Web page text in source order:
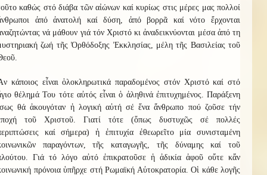
καθώς στό διάβα τῶν αἰώνων καί κυρίως στις μέρες μας πολλοί
ἀπό ἀνατολή καί δύση, ἀπό βορρᾶ καί νότο ἔρχονται
νά μάθουν γιά τόν Χριστό κι ἀναδεικνύονται μέσα ἀπό τη
ζωή τῆς Ὀρθόδοξης Ἐκκλησίας, μέλη τῆς Βασιλείας τοῦ
κάποιος εἶναι ὁλοκληρωτικά παραδομένος στόν Χριστό καί στό
θέλημά Του τότε αὐτός εἶναι ὁ ἀληθινά ἐπιτυχημένος. Παράξενη
θά ἀκουγόταν ἡ λογική αὐτή σέ ἕνα ἄνθρωπο πού ζοῦσε τήν
τοῦ Χριστοῦ. Γιατί τότε (ὅπως δυστυχῶς σέ πολλές
καί σήμερα) ἡ ἐπιτυχία ἐθεωρεῖτο μία συνισταμένη
παραγόντων, τῆς καταγωγῆς, τῆς δύναμης καί τοῦ
Γιά τό λόγο αὐτό ἐπικρατοῦσε ἡ ἀδικία ἀφοῦ οὔτε κἄν
πρόνοια ὑπῆρχε στή Ρωμαϊκή Αὐτοκρατορία. Οἱ κάθε λογῆς